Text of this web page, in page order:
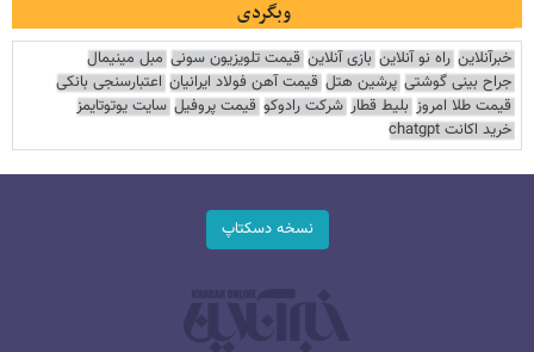
وبگردی
خبرآنلاین راه نو آنلاین بازی آنلاین قیمت تلویزیون سونی مبل مینیمال
جراح بینی گوشتی پرشین هتل قیمت آهن فولاد ایرانیان اعتبارسنجی بانکی
قیمت طلا امروز بلیط قطار شرکت رادوکو قیمت پروفیل سایت یوتوتایمز
خرید اکانت chatgpt
نسخه دسکتاپ